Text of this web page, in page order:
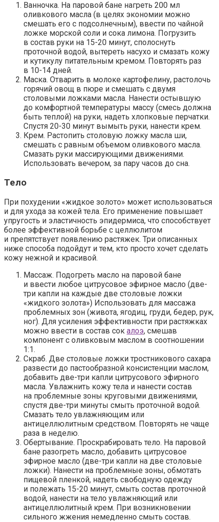
Ванночка. На паровой бане нагреть 200 мл
оливкового масла (в целях экономии можно
смешать его с подсолнечным), ввести по чайной
ложке морской соли и сока лимона. Погрузить
в состав руки на 15-20 минут, сполоснуть
проточной водой, вытереть насухо и смазать кожу
и кутикулу питательным кремом. Повторять раз
в 10-14 дней.
Маска. Отварить в молоке картофелину, растолочь
горячий овощ в пюре и смешать с двумя
столовыми ложками масла. Нанести остывшую
до комфортной температуры массу (смесь должна
быть теплой) на руки, надеть хлопковые перчатки.
Спустя 20-30 минут вымыть руки, нанести крем.
Крем. Растопить столовую ложку масла ши,
смешать с равным объемом оливкового масла.
Смазать руки массирующими движениями.
Использовать вечером, за пару часов до сна.
Тело
При похудении «жидкое золото» может использоваться
и для ухода за кожей тела. Его применение повышает
упругость и эластичность эпидермиса, что способствует
более эффективной борьбе с целлюлитом
и препятствует появлению растяжек. Три описанных
ниже способа подойдут и тем, кто просто хочет сделать
кожу нежной и красивой.
Массаж. Подогреть масло на паровой бане
и ввести любое цитрусовое эфирное масло (две-
три капли на каждые две столовые ложки
«жидкого золота») Использовать для массажа
проблемных зон (живота, ягодиц, груди, бедер, рук,
ног). Для усиления эффективности при растяжках
можно ввести в состав сок алоэ, смешав
компонент с оливковым маслом в соотношении
1:1.
Скраб. Две столовые ложки тростникового сахара
развести до пастообразной консистенции маслом,
добавить две-три капли цитрусового эфирного
масла. Увлажнить кожу тела и нанести состав
на проблемные зоны круговыми движениями,
спустя две-три минуты смыть проточной водой.
Смазать тело увлажняющим или
антицеллюлитным средством. Повторять не чаще
раза в неделю.
Обертывание. Проскрабировать тело. На паровой
бане разогреть масло, добавить цитрусовое
эфирное масло (две-три капли на две столовые
ложки). Нанести на проблемные зоны, обмотать
пищевой пленкой, надеть свободную одежду
и полежать 15-20 минут, смыть состав проточной
водой, нанести на тело увлажняющий или
антицеллюлитный крем. При возникновении
сильного жжения немедленно смыть состав.